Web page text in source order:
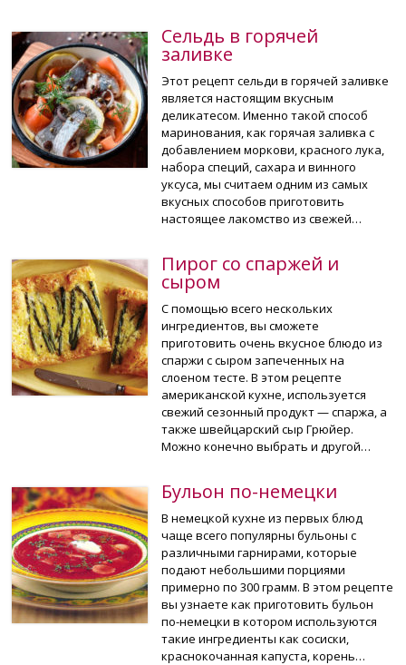
Сельдь в горячей
заливке
Этот рецепт сельди в горячей заливке
является настоящим вкусным
деликатесом. Именно такой способ
маринования, как горячая заливка с
добавлением моркови, красного лука,
набора специй, сахара и винного
уксуса, мы считаем одним из самых
вкусных способов приготовить
настоящее лакомство из свежей…
Пирог со спаржей и
сыром
С помощью всего нескольких
ингредиентов, вы сможете
приготовить очень вкусное блюдо из
спаржи с сыром запеченных на
слоеном тесте. В этом рецепте
американской кухне, используется
свежий сезонный продукт — спаржа, а
также швейцарский сыр Грюйер.
Можно конечно выбрать и другой…
Бульон по-немецки
В немецкой кухне из первых блюд
чаще всего популярны бульоны с
различными гарнирами, которые
подают небольшими порциями
примерно по 300 грамм. В этом рецепте
вы узнаете как приготовить бульон
по-немецки в котором используются
такие ингредиенты как сосиски,
краснокочанная капуста, корень…